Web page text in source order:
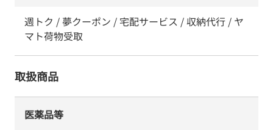
週トク / 夢クーポン / 宅配サービス / 収納代行 / ヤ
マト荷物受取
取扱商品
医薬品等